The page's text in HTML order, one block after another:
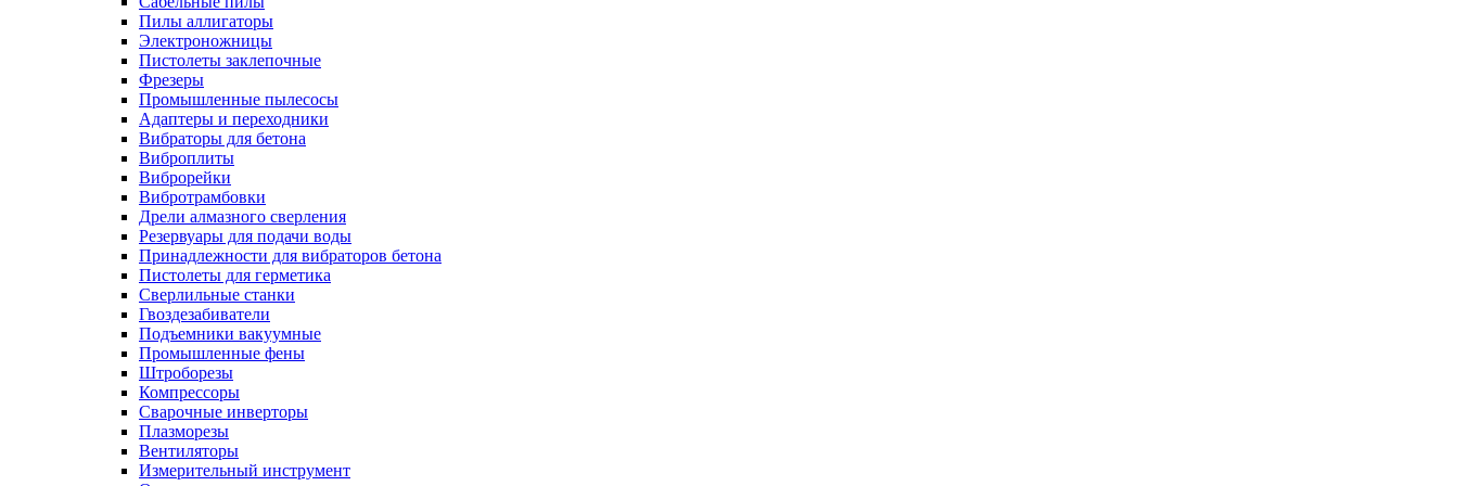
Пилы аллигаторы
Электроножницы
Пистолеты заклепочные
Фрезеры
Промышленные пылесосы
Адаптеры и переходники
Вибраторы для бетона
Виброплиты
Виброрейки
Вибротрамбовки
Дрели алмазного сверления
Резервуары для подачи воды
Принадлежности для вибраторов бетона
Пистолеты для герметика
Сверлильные станки
Гвоздезабиватели
Подъемники вакуумные
Промышленные фены
Штроборезы
Компрессоры
Сварочные инверторы
Плазморезы
Вентиляторы
Измерительный инструмент